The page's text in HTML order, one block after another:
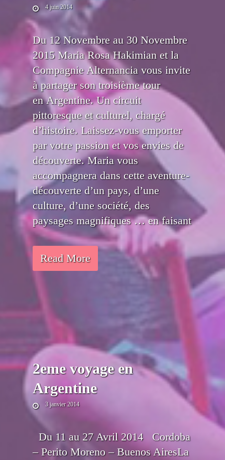
4 juin 2014
Du 12 Novembre au 30 Novembre
2015 Maria Rosa Hakimian et la
Compagnie Alternancia vous invite
à partager son troisième tour
en Argentine. Un circuit
pittoresque et culturel, chargé
d’histoire. Laissez-vous emporter
par votre passion et vos envies de
découverte. Maria vous
accompagnera dans cette aventure-
découverte d’un pays, d’une
culture, d’une société, des
paysages magnifiques … en faisant
Read More
2eme voyage en
Argentine
3 janvier 2014
Du 11 au 27 Avril 2014 Cordoba
– Perito Moreno – Buenos AiresLa